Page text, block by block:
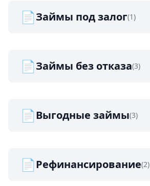
📄Займы под залог(1)
📄Займы без отказа(3)
📄Выгодные займы(3)
📄Рефинансирование(2)